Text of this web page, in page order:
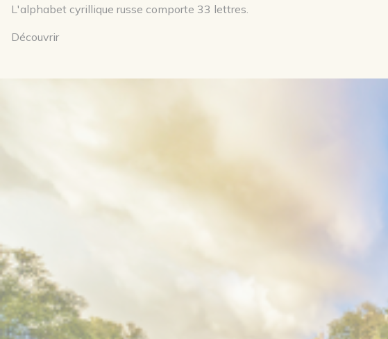
L'alphabet cyrillique russe comporte 33 lettres.
Découvrir